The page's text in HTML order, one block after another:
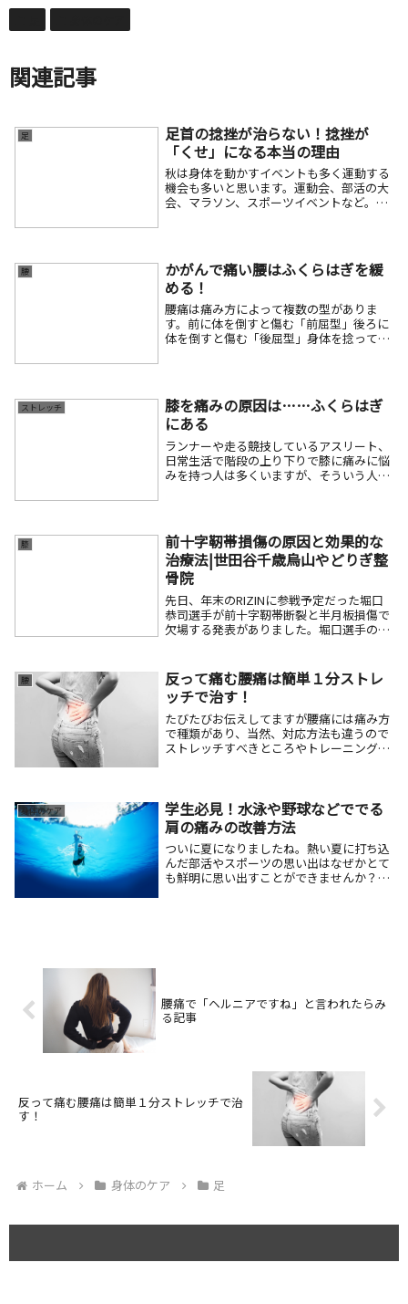
関連記事
足
足首の捻挫が治らない！捻挫が
「くせ」になる本当の理由
秋は身体を動かすイベントも多く運動する
機会も多いと思います。運動会、部活の大
会、マラソン、スポーツイベントなど。こ
たとき痛くても...
腰
かがんで痛い腰はふくらはぎを緩
める！
腰痛は痛み方によって複数の型がありま
す。前に体を倒すと傷む「前屈型」後ろに
体を倒すと傷む「後屈型」身体を捻って痛
型」の対処方法で...
ストレッチ
膝を痛みの原因は……ふくらはぎ
にある
ランナーや走る競技しているアスリート、
日常生活で階段の上り下りで膝に痛みに悩
みを持つ人は多くいますが、そういう人に
は・・・足首が反...
膝
前十字靭帯損傷の原因と効果的な
治療法|世田谷千歳烏山やどりぎ整
骨院
先日、年末のRIZINに参戦予定だった堀口
恭司選手が前十字靭帯断裂と半月板損傷で
欠場する発表がありました。堀口選手の試
のコンタクトスポーツやサッカーやバスケ
のように...
腰
反って痛む腰痛は簡単１分ストレ
ッチで治す！
たびたびお伝えしてますが腰痛には痛み方
で種類があり、当然、対応方法も違うので
ストレッチすべきところやトレーニングを
後屈型腰痛の...
身体のケア
学生必見！水泳や野球などででる
肩の痛みの改善方法
ついに夏になりましたね。熱い夏に打ち込
んだ部活やスポーツの思い出はなぜかとて
も鮮明に思い出すことができませんか？現
腰痛で「ヘルニアですね」と言われたらみ
る記事
反って痛む腰痛は簡単１分ストレッチで治
す！
ホーム 身体のケア 足